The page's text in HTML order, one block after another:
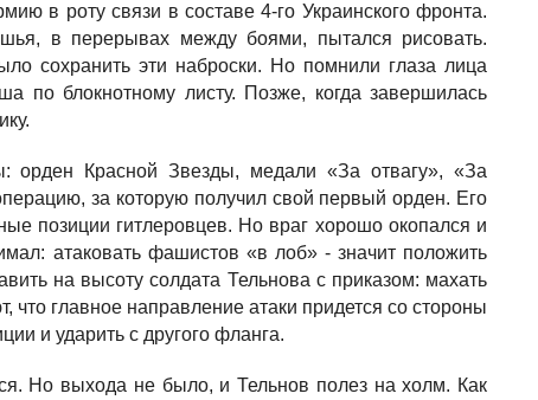
в роту связи в составе 4-го Украинского фронта.
в перерывах между боями, пытался рисовать.
сохранить эти наброски. Но помнили глаза лица
по блокнотному листу. Позже, когда завершилась
орден Красной Звезды, медали «За отвагу», «За
за которую получил свой первый орден. Его
позиции гитлеровцев. Но враг хорошо окопался и
атаковать фашистов «в лоб» - значит положить
на высоту солдата Тельнова с приказом: махать
главное направление атаки придется со стороны
и ударить с другого фланга.
Но выхода не было, и Тельнов полез на холм. Как